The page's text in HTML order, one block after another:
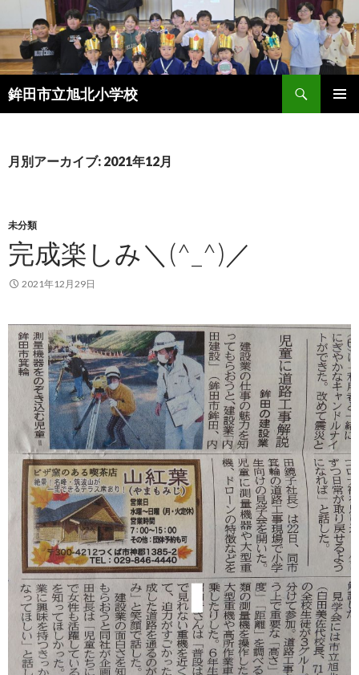
鉾田市立旭北小学校
検
索
ン
キ
ッ
プ
月別アーカイブ: 2021年12月
未分類
完成楽しみ＼(^_^)／
2021年12月29日